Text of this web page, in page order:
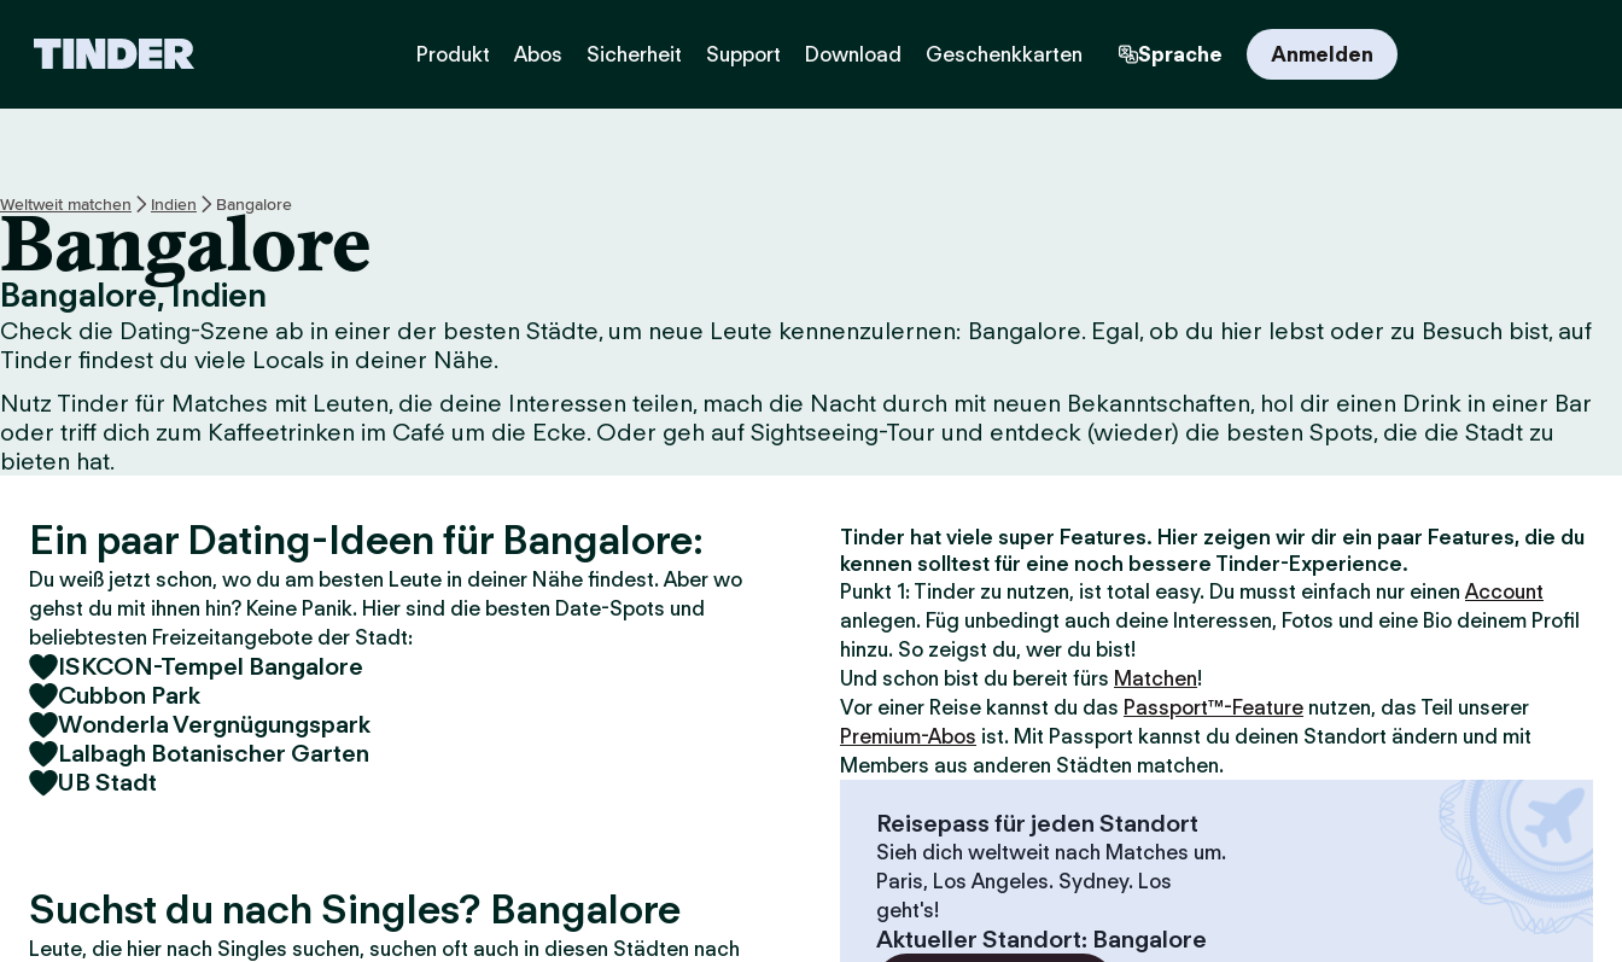
-
S
t
a
r
t
s
i
t
Produkt Abos Sicherheit Support Download Geschenkkarten Sprache Anmelden
Weltweit matchen Indien Bangalore
Bangalore
Bangalore, Indien
Check die Dating-Szene ab in einer der besten Städte, um neue Leute kennenzulernen: Bangalore. Egal, ob du hier lebst oder zu Besuch bist, auf
Tinder findest du viele Locals in deiner Nähe.
Nutz Tinder für Matches mit Leuten, die deine Interessen teilen, mach die Nacht durch mit neuen Bekanntschaften, hol dir einen Drink in einer Bar
oder triff dich zum Kaffeetrinken im Café um die Ecke. Oder geh auf Sightseeing-Tour und entdeck (wieder) die besten Spots, die die Stadt zu
bieten hat.
Ein paar Dating-Ideen für Bangalore:
Du weiß jetzt schon, wo du am besten Leute in deiner Nähe findest. Aber wo
gehst du mit ihnen hin? Keine Panik. Hier sind die besten Date-Spots und
beliebtesten Freizeitangebote der Stadt:
ISKCON-Tempel Bangalore
Cubbon Park
Wonderla Vergnügungspark
Lalbagh Botanischer Garten
UB Stadt
Suchst du nach Singles? Bangalore
Leute, die hier nach Singles suchen, suchen oft auch in diesen Städten nach
Tinder hat viele super Features. Hier zeigen wir dir ein paar Features, die du
kennen solltest für eine noch bessere Tinder-Experience.
Punkt 1: Tinder zu nutzen, ist total easy. Du musst einfach nur einenAccount
anlegen. Füg unbedingt auch deine Interessen, Fotos und eine Bio deinem Profil
hinzu. So zeigst du, wer du bist!
Und schon bist du bereit fürs Matchen!
Vor einer Reise kannst du das Passport™-Feature nutzen, das Teil unserer
Premium-Abos ist. Mit Passport kannst du deinen Standort ändern und mit
Members aus anderen Städten matchen.
Reisepass für jeden Standort
Sieh dich weltweit nach Matches um.
Paris, Los Angeles. Sydney. Los
geht's!
Aktueller Standort: Bangalore